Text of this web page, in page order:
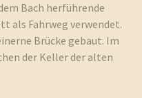
Bach herführende
als Fahrweg verwendet.
Brücke gebaut. Im
der Keller der alten